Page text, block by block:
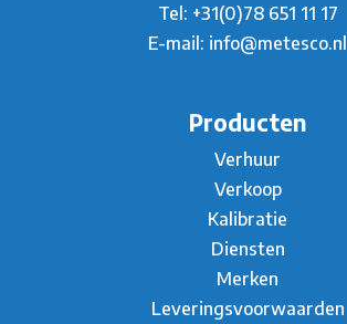
Tel: +31(0)78 651 11 17
E-mail: info@metesco.nl
Producten
Verhuur
Verkoop
Kalibratie
Diensten
Merken
Leveringsvoorwaarden